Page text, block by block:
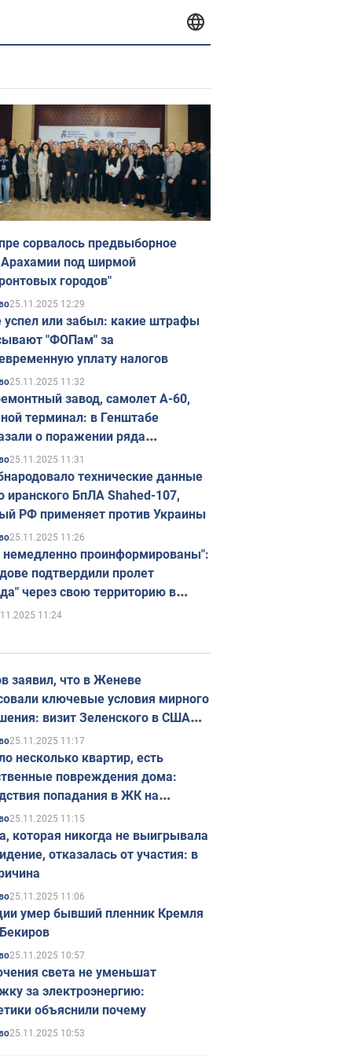
сорвалось предвыборное
Арахамии под ширмой
городов"
25.11.2025 12:29
успел или забыл: какие штрафы
"ФОПам" за
уплату налогов
25.11.2025 11:32
завод, самолет А-60,
терминал: в Генштабе
о поражении ряда
объектов России
25.11.2025 11:31
технические данные
иранского БпЛА Shahed-107,
РФ применяет против Украины
25.11.2025 11:26
проинформированы":
подтвердили пролет
через свою территорию в
11:24
заявил, что в Женеве
ключевые условия мирного
визит Зеленского в США
в ноябре
25.11.2025 11:17
несколько квартир, есть
повреждения дома:
попадания в ЖК на
в Киеве. Фото
25.11.2025 11:15
которая никогда не выигрывала
отказалась от участия: в
25.11.2025 11:06
умер бывший пленник Кремля
25.11.2025 10:57
света не уменьшат
за электроэнергию:
объяснили почему
25.11.2025 10:53